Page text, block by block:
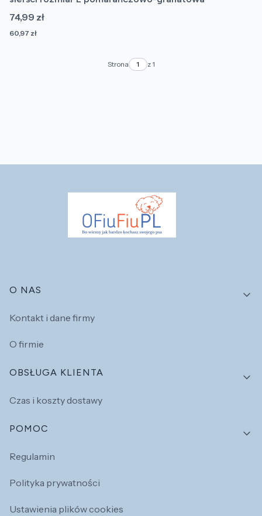
Cena
74,99 zł
Cena
60,97 zł
Strona z 1
Linki w stopce
O NAS
Kontakt i dane firmy
O firmie
OBSŁUGA KLIENTA
Czas i koszty dostawy
POMOC
Regulamin
Polityka prywatności
Ustawienia plików cookies